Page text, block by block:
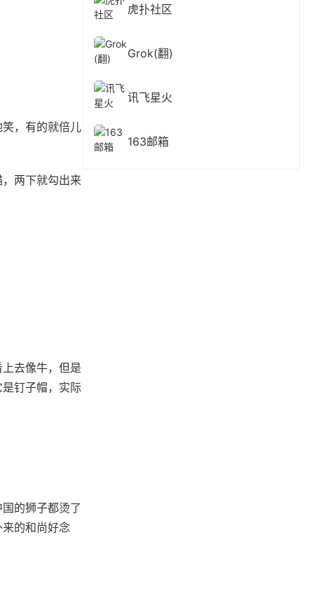
，有的就倍儿
两下就勾出来
去像牛，但是
钉子帽，实际
的狮子都烫了
的和尚好念
虎扑社区
Grok(翻)
讯飞星火
163邮箱